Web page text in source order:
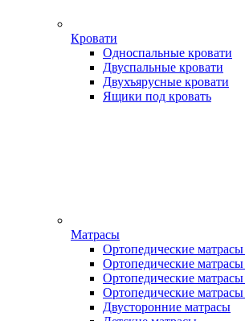
Кровати
Односпальные кровати
Двуспальные кровати
Двухъярусные кровати
Ящики под кровать
Матрасы
Ортопедические матрасы
Ортопедические
Ортопедические
Ортопедические
Двусторонние матрасы